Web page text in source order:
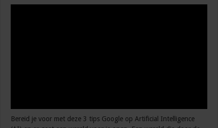
Bereid je voor met deze 3 tips Google op Artificial Intelligence